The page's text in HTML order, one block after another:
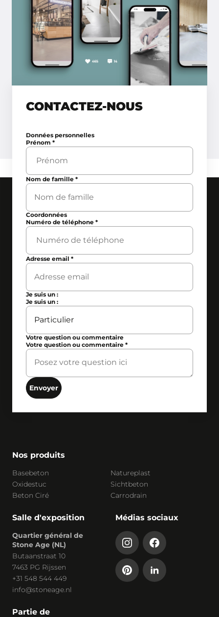
CONTACTEZ-NOUS
Données personnelles
Prénom*
Nom de famille*
Coordonnées
Numéro de téléphone*
Adresse email*
Je suis un :
Je suis un :
Votre question ou commentaire
Votre question ou commentaire*
Envoyer
Nos produits
Basebeton
Natureplast
Oxidestuc
Sichtbeton
Beton Ciré
Carrodrain
Salle d'exposition
Quartier général de
Stone Age (NL)
Butaanstraat 10
7463 PG Rijssen
+31 548 544 449
info@stoneage.nl
Médias sociaux
Partie de